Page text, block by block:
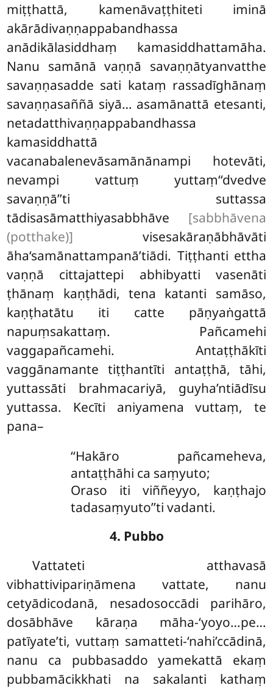
miṭṭhattā, kamenāvaṭṭhiteti iminā
akārādivaṇṇappabandhassa
anādikālasiddhaṃ kamasiddhattamāha.
Nanu samānā vaṇṇā savaṇṇātyanvatthe
savaṇṇasadde sati kataṃ rassadīghānaṃ
savaṇṇasaññā siyā… asamānattā etesanti,
netadatthivaṇṇappabandhassa
kamasiddhattā
vacanabalenevāsamānānampi hotevāti,
nevampi vattuṃ yuttaṃ‘‘dvedve
savaṇṇā’’ti suttassa
tādisasāmatthiyasabbhāve [sabbhāvena
(potthake)] visesakāraṇābhāvāti
āha‘samānattampanā’tiādi. Tiṭṭhanti ettha
vaṇṇā cittajattepi abhibyatti vasenāti
ṭhānaṃ kaṇṭhādi, tena katanti samāso,
kaṇṭhatātu iti catte pāṇyaṅgattā
napuṃsakattaṃ. Pañcamehi
vaggapañcamehi. Antaṭṭhākīti
vaggānamante tiṭṭhantīti antaṭṭhā, tāhi,
yuttassāti brahmacariyā, guyha’ntiādīsu
yuttassa. Kecīti aniyamena vuttaṃ, te
pana–
‘‘Hakāro pañcameheva,
antaṭṭhāhi ca saṃyuto;
Oraso iti viññeyyo, kaṇṭhajo
tadasaṃyuto’’ti vadanti.
4. Pubbo
Vattateti atthavasā
vibhattivipariṇāmena vattate, nanu
cetyādicodanā, nesadosoccādi parihāro,
dosābhāve kāraṇa māha-‘yoyo…pe…
patīyate’ti, vuttaṃ samatteti-‘nahi’ccādinā,
nanu ca pubbasaddo yamekattā ekaṃ
pubbamācikkhati na sakalanti kathaṃ